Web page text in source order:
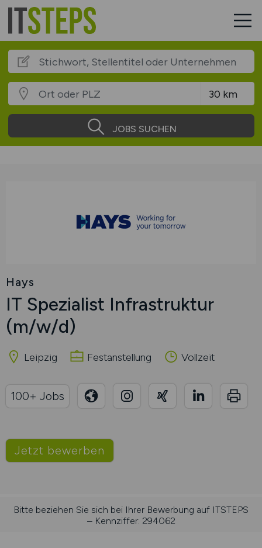
JOBS SUCHEN
Hays
IT Spezialist Infrastruktur
(m/w/d)
Leipzig Festanstellung Vollzeit
Jetzt bewerben
100+ Jobs
Bitte beziehen Sie sich bei Ihrer Bewerbung auf ITSTEPS
– Kennziffer: 294062